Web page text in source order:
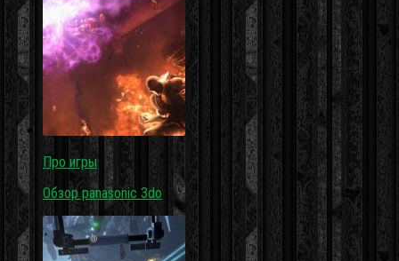
Про игры
Обзор panasonic 3do